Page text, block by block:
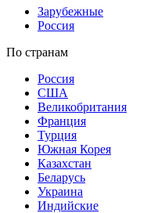
Зарубежные
Россия
По странам
Россия
США
Великобритания
Франция
Турция
Южная Корея
Казахстан
Беларусь
Украина
Индийские